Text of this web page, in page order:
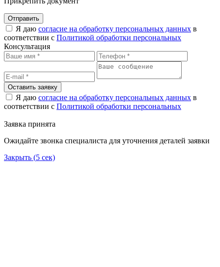
Отправить
Я даю согласие на обработку персональных данных в
соответствии с Политикой обработки персональных
Консультация
Оставить заявку
Я даю согласие на обработку персональных данных в
соответствии с Политикой обработки персональных
Заявка принята
Ожидайте звонка специалиста для уточнения деталей заявки
Закрыть (5 сек)